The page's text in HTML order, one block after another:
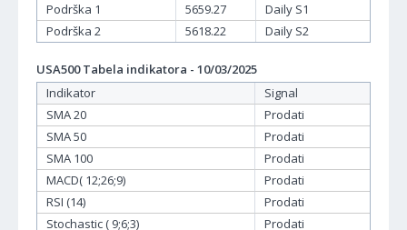
Podrška 1
5659.27
Daily S1
Podrška 2
5618.22 Daily S2
USA500 Tabela indikatora - 10/03/2025
Indikator
Signal
SMA 20
Prodati
SMA 50
Prodati
SMA 100
Prodati
MACD( 12;26;9)
Prodati
RSI (14)
Prodati
Stochastic ( 9;6;3)
Prodati